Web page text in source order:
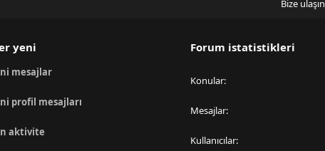
Bize ulaşın
yeni
mesajlar
profil mesajları
aktivite
Forum istatistikleri
Konular
Mesajlar
Kullanıcılar